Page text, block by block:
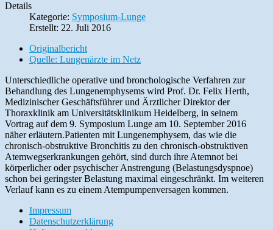
Details
Kategorie: Symposium-Lunge
Erstellt: 22. Juli 2016
Originalbericht
Quelle: Lungenärzte im Netz
Unterschiedliche operative und bronchologische Verfahren zur
Behandlung des Lungenemphysems wird Prof. Dr. Felix Herth,
Medizinischer Geschäftsführer und Ärztlicher Direktor der
Thoraxklinik am Universitätsklinikum Heidelberg, in seinem
Vortrag auf dem 9. Symposium Lunge am 10. September 2016
näher erläutern.Patienten mit Lungenemphysem, das wie die
chronisch-obstruktive Bronchitis zu den chronisch-obstruktiven
Atemwegserkrankungen gehört, sind durch ihre Atemnot bei
körperlicher oder psychischer Anstrengung (Belastungsdyspnoe)
schon bei geringster Belastung maximal eingeschränkt. Im weiteren
Verlauf kann es zu einem Atempumpenversagen kommen.
Impressum
Datenschutzerklärung